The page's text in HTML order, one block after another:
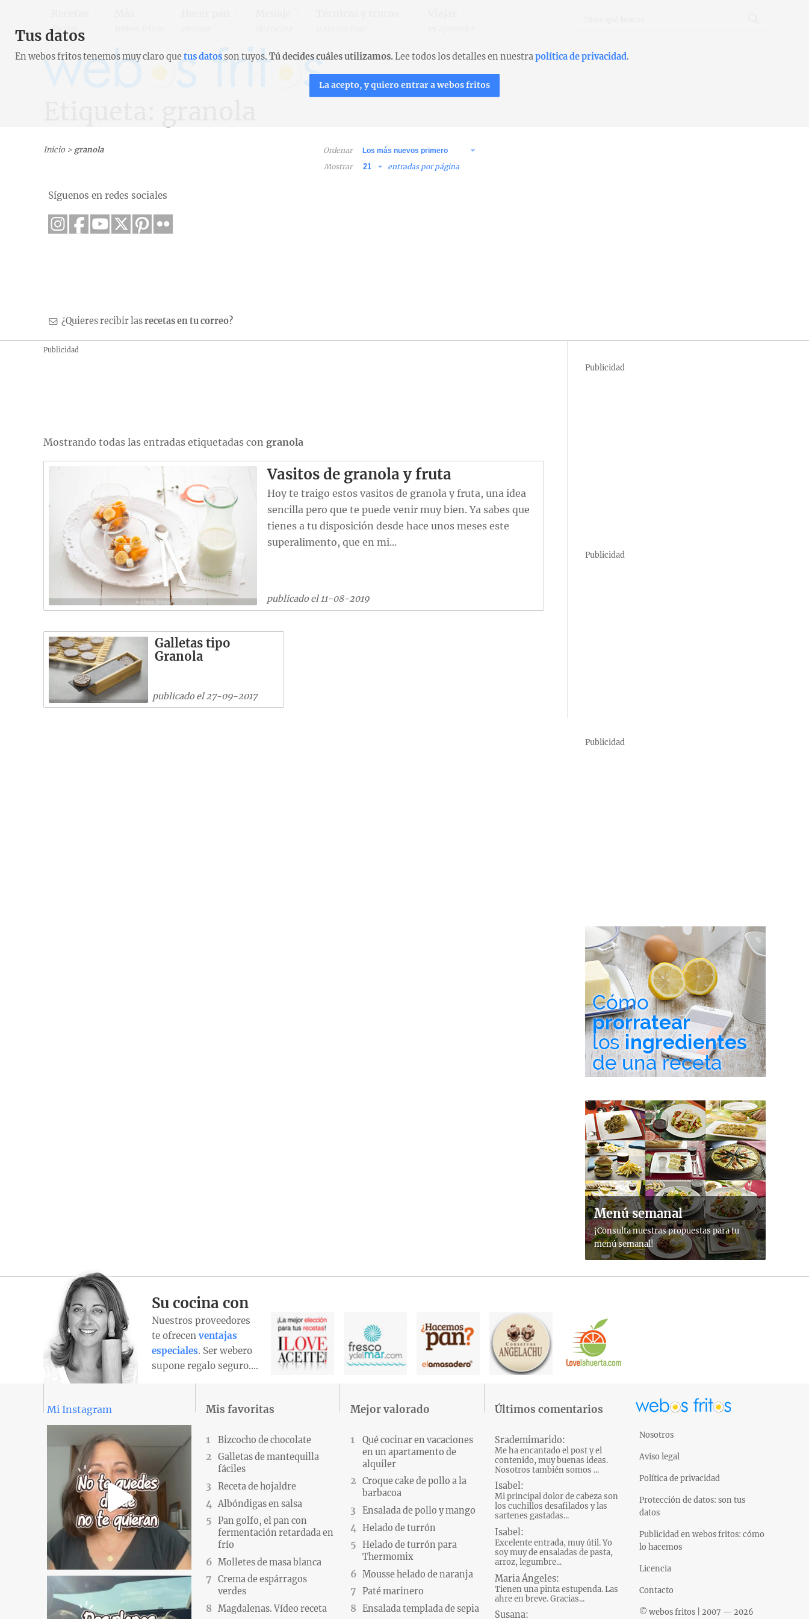
fáciles
Inicio> granola
Ordenar
Mostrar
entradas por página
Síguenos en redes sociales
¿Quieres recibir lasrecetas en tu correo?
Publicidad
Mostrando todas las entradas etiquetadas con granola
Vasitos de granola y fruta
Hoy te traigo estos vasitos de granola y fruta, una idea
sencilla pero que te puede venir muy bien. Ya sabes que
tienes a tu disposición desde hace unos meses este
superalimento, que en mi...
publicado el 11-08-2019
Galletas tipo
Granola
publicado el 27-09-2017
Publicidad
Publicidad
Publicidad
Menú semanal
¡Consulta nuestras propuestas para tu
menú semanal!
Su cocina con
Nuestros proveedores
te ofrecen ventajas
especiales. Ser webero
supone regalo seguro….
Mi Instagram Mis favoritas
Bizcocho de chocolate
Galletas de mantequilla
fáciles
Receta de hojaldre
Albóndigas en salsa
Pan golfo, el pan con
fermentación retardada en
frío
Molletes de masa blanca
Crema de espárragos
verdes
Magdalenas. Vídeo receta
Mejor valorado
Qué cocinar en vacaciones
en un apartamento de
alquiler
Croque cake de pollo a la
barbacoa
Ensalada de pollo y mango
Helado de turrón
Helado de turrón para
Thermomix
Mousse helado de naranja
Paté marinero
Ensalada templada de sepia
Últimos comentarios
Srademimarido:
Me ha encantado el post y el
contenido, muy buenas ideas.
Nosotros también somos ...
Isabel:
Mi principal dolor de cabeza son
los cuchillos desafilados y las
sartenes gastadas...
Isabel:
Excelente entrada, muy útil. Yo
soy muy de ensaladas de pasta,
arroz, legumbre...
Maria Ángeles:
Tienen una pinta estupenda. Las
ahre en breve. Gracias...
Susana:
Nosotros
Aviso legal
Política de privacidad
Protección de datos: son tus
datos
Publicidad en webos fritos: cómo
lo hacemos
Licencia
Contacto
© webos fritos | 2007 — 2026
Tus datos
En webos fritos tenemos muy claro quetus datosson tuyos. Tú decides cuáles utilizamos.Lee todos los detalles en nuestrapolítica de privacidad.
La acepto, y quiero entrar a webos fritos